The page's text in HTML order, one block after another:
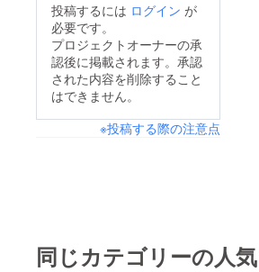
投稿するには ログイン が
必要です。
プロジェクトオーナーの承
認後に掲載されます。承認
された内容を削除すること
はできません。
※投稿する際の注意点
同じカテゴリーの人